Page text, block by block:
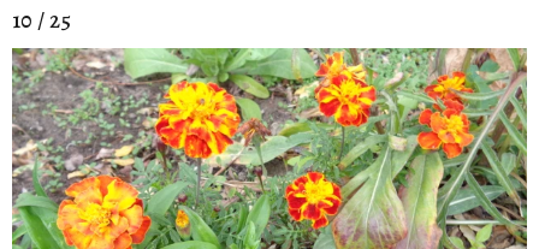
10 / 25